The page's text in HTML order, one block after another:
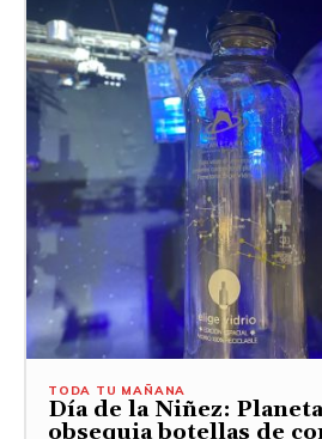
TODA TU MAÑANA
Día de la Niñez:
obsequia botellas de